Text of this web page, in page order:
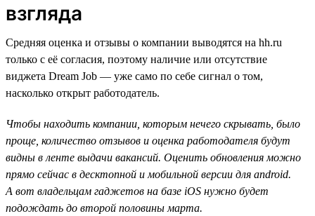
взгляда
Средняя оценка и отзывы о компании выводятся на hh.ru
только с её согласия, поэтому наличие или отсутствие
виджета Dream Job — уже само по себе сигнал о том,
насколько открыт работодатель.
Чтобы находить компании, которым нечего скрывать, было
проще, количество отзывов и оценка работодателя будут
видны в ленте выдачи вакансий. Оценить обновления можно
прямо сейчас в десктопной и мобильной версии для android.
А вот владельцам гаджетов на базе iOS нужно будет
подождать до второй половины марта.